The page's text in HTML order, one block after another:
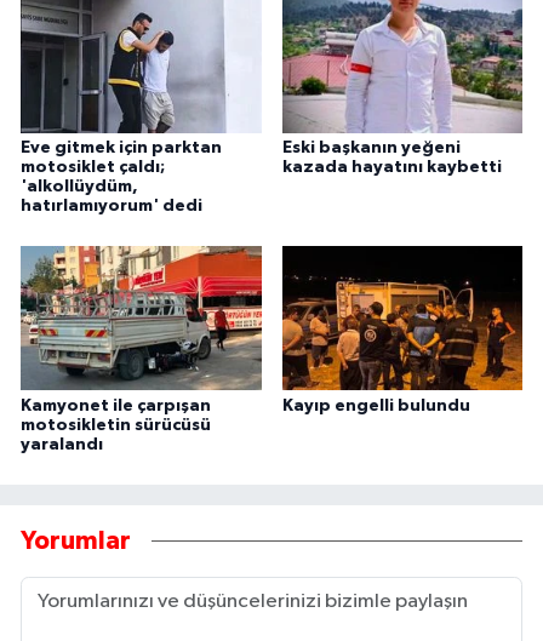
Eve gitmek için parktan
motosiklet çaldı;
'alkollüydüm,
hatırlamıyorum' dedi
Eski başkanın yeğeni
kazada hayatını kaybetti
Kamyonet ile çarpışan
motosikletin sürücüsü
yaralandı
Kayıp engelli bulundu
Yorumlar